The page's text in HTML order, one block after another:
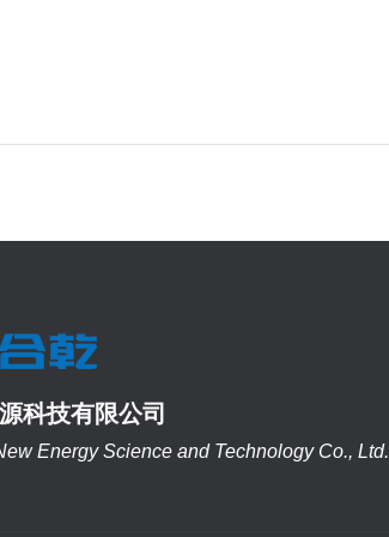
科技有限公司
Energy Science and Technology Co., Ltd.